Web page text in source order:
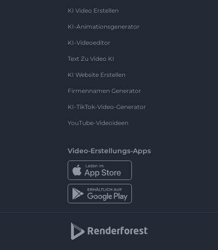
KI Video Erstellen
KI-Animationsgenerator
KI-Videoeditor
Text Zu Video KI
KI Website Erstellen
Firmennamen Generator
KI-TikTok-Video-Generator
YouTube-Videoideen
Video-Erstellungs-Apps